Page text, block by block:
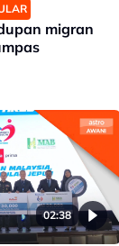
migran
02:38